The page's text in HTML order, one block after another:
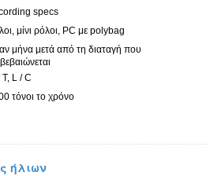
specs
μίνι ρόλοι, PC με polybag
μήνα μετά από τη διαταγή που
L / C
τόνοι το χρόνο
ήλιων